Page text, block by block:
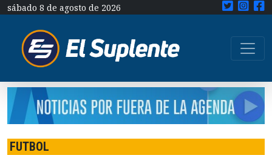
sábado 8 de agosto de 2026
FUTBOL